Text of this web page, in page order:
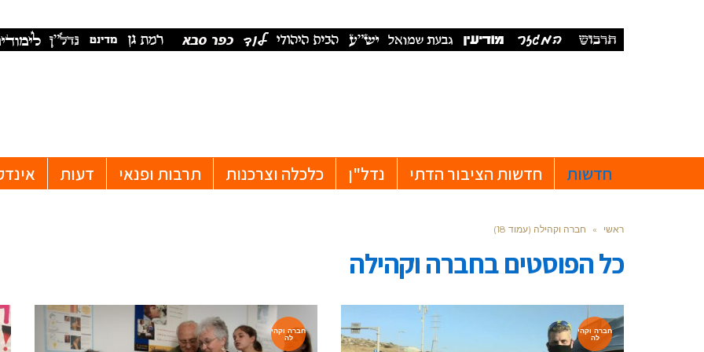
חדשות חדשות הציבור הדתי נדל"ן כלכלה וצרכנות תרבות ופנאי דעות
ראשי » חברה וקהילה (עמוד 18)
כל הפוסטים בחברה וקהילה
חברה וקהי
לה
חברה וקהי
לה